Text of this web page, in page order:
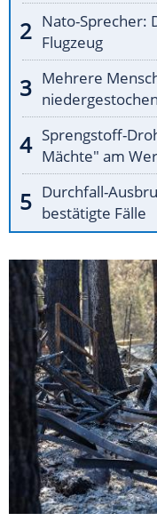
Nato-Sprecher:
Flugzeug
Mehrere
niedergestochen
Sprengstoff-
Mächte" am
Durchfall-
bestätigte Fälle